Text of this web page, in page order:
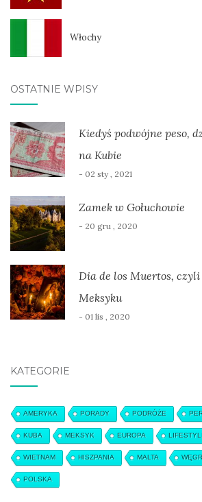
Włochy
OSTATNIE WPISY
Kiedyś podwójne peso,
na Kubie
- 02 sty , 2021
Zamek w Gołuchowie
- 20 gru , 2020
Dia de los Muertos,
Meksyku
- 01 lis , 2020
KATEGORIE
AMERYKA PORADY PODRÓŻE
KUBA MEKSYK EUROPA
WIETNAM HISZPANIA MALTA
POLSKA